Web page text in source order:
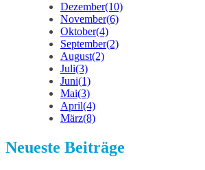
Dezember(10)
November(6)
Oktober(4)
September(2)
August(2)
Juli(3)
Juni(1)
Mai(3)
April(4)
März(8)
Neueste Beiträge